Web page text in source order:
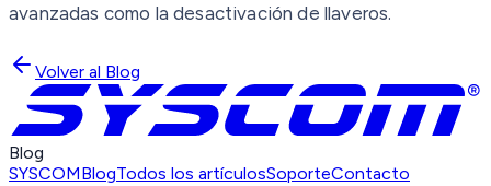
avanzadas como la desactivación de llaveros.
Volver al Blog
Blog
SYSCOMBlogTodos los artículosSoporteContacto